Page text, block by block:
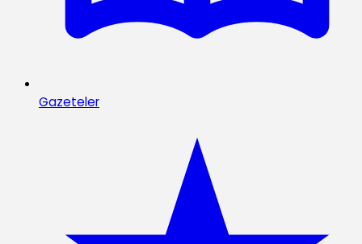
Gazeteler